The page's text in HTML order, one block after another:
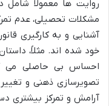
روایت ها معمولاً شامل
مشکلات تحصیلی، عدم
آشنایی و به کارگیری
خود شده اند. مثلاً،
احساس بی حاصلی می
تصویرسازی ذهنی و
آرامش و تمرکز بیشتری